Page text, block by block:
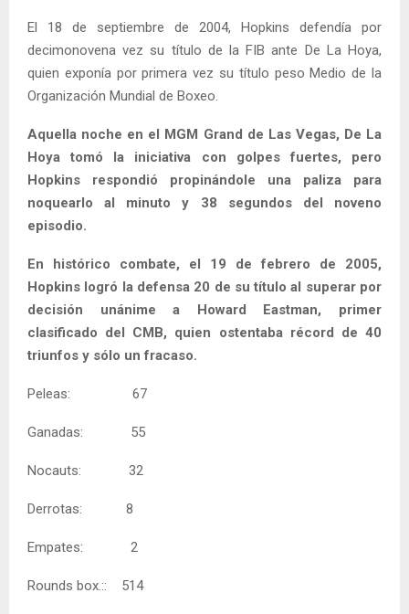
El 18 de septiembre de 2004, Hopkins defendía por
decimonovena vez su título de la FIB ante De La Hoya,
quien exponía por primera vez su título peso Medio de la
Organización Mundial de Boxeo.
Aquella noche en el MGM Grand de Las Vegas, De La
Hoya tomó la iniciativa con golpes fuertes, pero
Hopkins respondió propinándole una paliza para
noquearlo al minuto y 38 segundos del noveno
episodio.
En histórico combate, el 19 de febrero de 2005,
Hopkins logró la defensa 20 de su título al superar por
decisión unánime a Howard Eastman, primer
clasificado del CMB, quien ostentaba récord de 40
triunfos y sólo un fracaso.
Peleas: 67
Ganadas: 55
Nocauts: 32
Derrotas: 8
Empates: 2
Rounds box.:: 514